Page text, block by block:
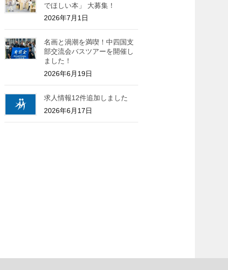
でほしい本」 大募集！
2026年7月1日
名画と渦潮を満喫！中四国支
部交流会バスツアーを開催し
ました！
2026年6月19日
求人情報12件追加しました
2026年6月17日